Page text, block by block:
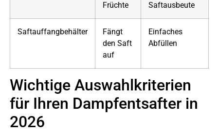
Früchte
Saftausbeute
Saftauffangbehälter
Fängt
den Saft
auf
Einfaches
Abfüllen
Wichtige Auswahlkriterien
für Ihren Dampfentsafter in
2026